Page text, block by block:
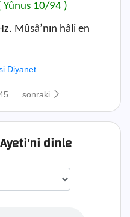
Yûnus 10/94 )
Mûsâ’nın hâli en
Diyanet
sonraki
dinle